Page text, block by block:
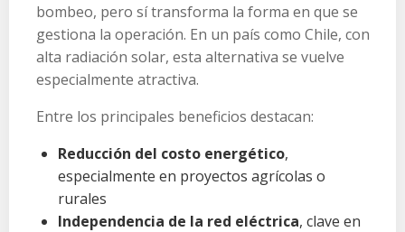
bombeo, pero sí transforma la forma en que se
gestiona la operación. En un país como Chile, con
alta radiación solar, esta alternativa se vuelve
especialmente atractiva.
Entre los principales beneficios destacan:
Reducción del costo energético,
especialmente en proyectos agrícolas o
rurales
Independencia de la red eléctrica, clave en